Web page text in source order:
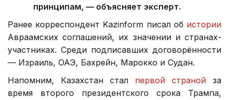
принципам, — объясняет эксперт.
Ранее корреспондент Kazinform писал об истории
Авраамских соглашений, их значении и странах-
участниках. Среди подписавших договорённости
— Израиль, ОАЭ, Бахрейн, Марокко и Судан.
Напомним, Казахстан стал первой страной за
время второго президентского срока Трампа,